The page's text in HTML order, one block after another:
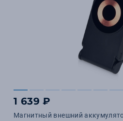
1 639 ₽
Магнитный внешний